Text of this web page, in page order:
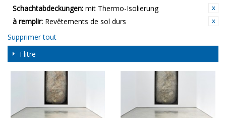
Schachtabdeckungen: mit Thermo-Isolierung
à remplir: Revêtements de sol durs
Supprimer tout
Flitre